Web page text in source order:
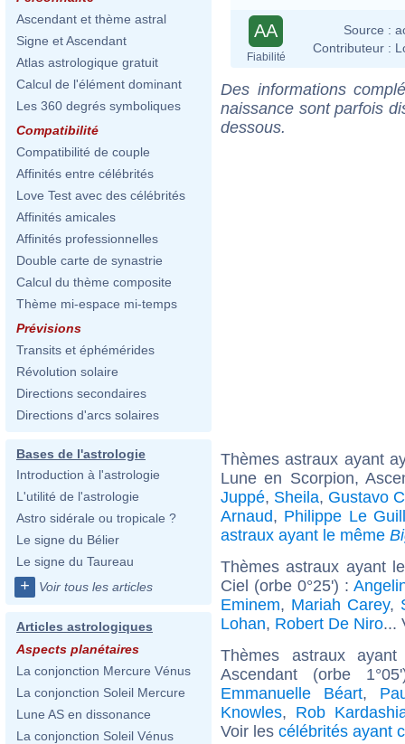
Ascendant et thème astral
Signe et Ascendant
Atlas astrologique gratuit
Calcul de l'élément dominant
Les 360 degrés symboliques
Compatibilité
Compatibilité de couple
Affinités entre célébrités
Love Test avec des célébrités
Affinités amicales
Affinités professionnelles
Double carte de synastrie
Calcul du thème composite
Thème mi-espace mi-temps
Prévisions
Transits et éphémérides
Révolution solaire
Directions secondaires
Directions d'arcs solaires
Bases de l'astrologie
Introduction à l'astrologie
L'utilité de l'astrologie
Astro sidérale ou tropicale ?
Le signe du Bélier
Le signe du Taureau
+ Voir tous les articles
Articles astrologiques
Aspects planétaires
La conjonction Mercure Vénus
La conjonction Soleil Mercure
Lune AS en dissonance
La conjonction Soleil Vénus
AA
Fiabilité
Source :
Contributeur :
Des informations
naissance sont parfois
dessous.
Thèmes astraux ayant
Lune en Scorpion,
Juppé, Sheila, Gustavo
Arnaud, Philippe Le
astraux ayant le même
Thèmes astraux ayant
Ciel (orbe 0°25') :
Eminem, Mariah Carey,
Lohan, Robert De Niro...
Thèmes astraux
Ascendant (orbe
Emmanuelle Béart,
Knowles, Rob
Voir les célébrités ayant